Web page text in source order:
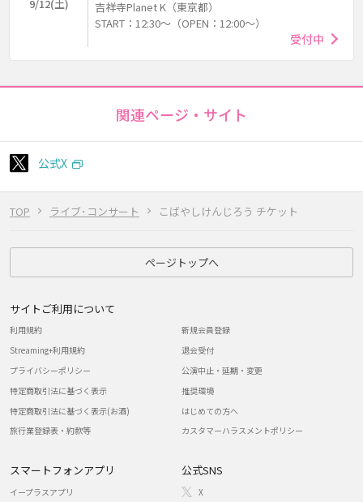
TOP ライブ･コンサート こばやしけんじろう チケット
9/12(土)
吉祥寺Planet K（東京都）
START：12:30～（OPEN：12:00～）
受付中
関連ページ・サイト
公式X
ページトップへ
サイトご利用について
利用規約
Streaming+利用規約
プライバシーポリシー
特定商取引法に基づく表示
特定商取引法に基づく表示(お酒)
旅行業登録表・約款等
新規会員登録
退会受付
公演中止・延期・変更
推奨環境
はじめての方へ
カスタマーハラスメントポリシー
スマートフォンアプリ
イープラスアプリ
公式SNS
X